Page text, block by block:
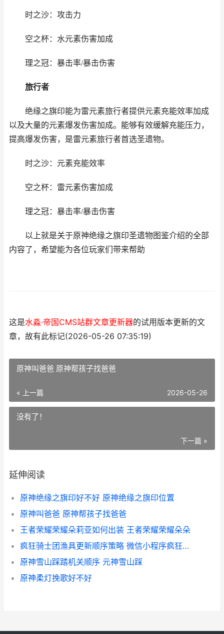
时之沙：攻击力
空之杯：水元素伤害加成
理之冠：暴击率/暴击伤害
旅行者
绝缘之旗印能为雷元素旅行者提供元素充能效率加成
以及大量的元素爆发伤害加成。能够有效缓解充能压力，
提高爆发伤害，是雷元素旅行者首选圣遗物。
时之沙：元素充能效率
空之杯：雷元素伤害加成
理之冠：暴击率/暴击伤害
以上就是关于原神绝缘之旗印圣遗物图鉴介绍的全部
内容了，希望能为各位玩家们带来帮助
这是水淼·帝国CMS站群文章更新器的试用版本更新的文
章，故有此标记(2026-05-26 07:35:19)
原神叫爸爸 原神帮孩子找爸爸
« 上一篇 2026-05-26
没有了！
下一篇 »
延伸阅读
原神绝缘之旗印好不好 原神绝缘之旗印位置
原神叫爸爸 原神帮孩子找爸爸
王者荣耀荣耀朵莉亚如何出装 王者荣耀荣耀朵朵
疯狂骑士团渔具更新顺序策略 微信小程序疯狂骑士团攻略
原神雪山踩踏机关顺序 元神雪山踩
原神柔灯挽歌好不好